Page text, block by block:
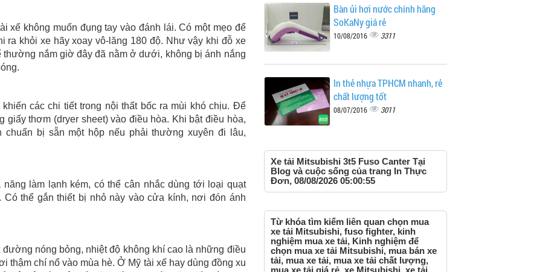
xế không muốn đụng tay vào đánh lái. Có một mẹo để
ra khỏi xe hãy xoay vô-lăng 180 độ. Như vậy khi đỗ xe
thường nắm giờ đây đã nằm ở dưới, không bị ánh nắng
các chi tiết trong nội thất bốc ra mùi khó chịu. Để
giấy thơm (dryer sheet) vào điều hòa. Khi bật điều hòa,
chuẩn bị sẵn một hộp nếu phải thường xuyên đi lâu,
làm lạnh kém, có thể cân nhắc dùng tới loại quạt
thể gắn thiết bị nhỏ này vào cửa kính, nơi đón ánh
nóng bỏng, nhiệt độ không khí cao là những điều
thậm chí nổ vào mùa hè. Ở Mỹ tài xế hay dùng đồng xu
Bàn ủi hơi nước chính hãng
SoKaNy giá rẻ
10/08/2016 3311
In thẻ nhựa TPHCM nhanh, rẻ
chất lượng tốt
08/07/2016 3011
Xe tải Mitsubishi 3t5 Fuso Canter Tại
Blog và cuộc sống của trang In Thực
Đơn, 08/08/2026 05:00:55
Từ khóa tìm kiếm liên quan chọn mua
xe tải Mitsubishi, fuso fighter, kinh
nghiệm mua xe tải, Kinh nghiệm để
chọn mua xe tải Mitsubishi, mua bán xe
tải, mua xe tải, mua xe tải chất lượng,
mua xe tải giá rẻ, xe Mitsubishi, xe tải,